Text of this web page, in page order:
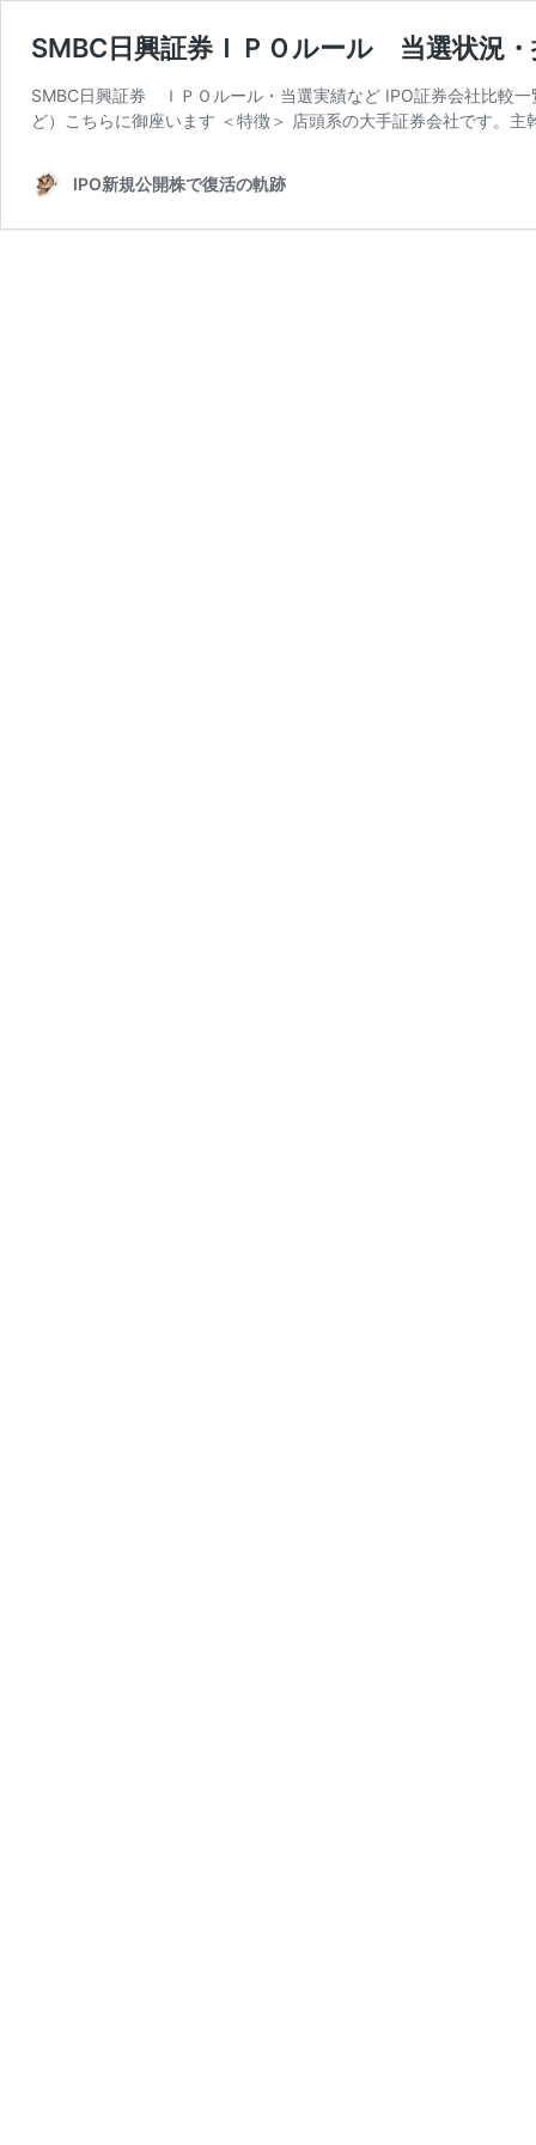
SMBC日興証券ＩＰＯルール 当選状況・
SMBC日興証券 ＩＰＯルール・当選実績など IPO証券会社比較
ど）こちらに御座います ＜特徴＞ 店頭系の大手証券会社です。
IPO新規公開株で復活の軌跡